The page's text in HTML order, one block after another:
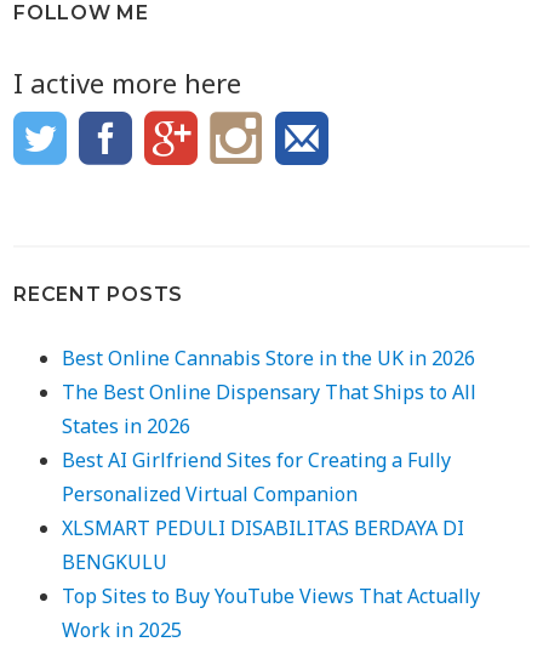
FOLLOW ME
I active more here
RECENT POSTS
Best Online Cannabis Store in the UK in 2026
The Best Online Dispensary That Ships to All
States in 2026
Best AI Girlfriend Sites for Creating a Fully
Personalized Virtual Companion
XLSMART PEDULI DISABILITAS BERDAYA DI
BENGKULU
Top Sites to Buy YouTube Views That Actually
Work in 2025